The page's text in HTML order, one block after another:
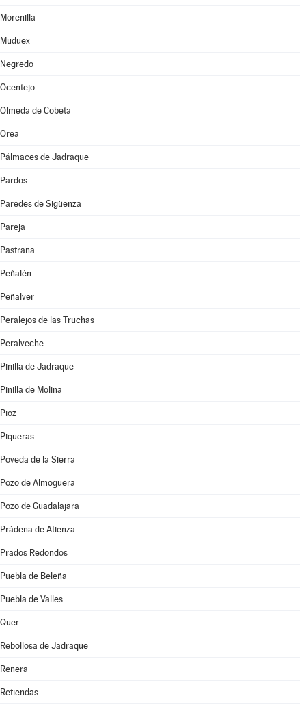
Morenilla
Muduex
Negredo
Ocentejo
Olmeda de Cobeta
Orea
Pálmaces de Jadraque
Pardos
Paredes de Sigüenza
Pareja
Pastrana
Peñalén
Peñalver
Peralejos de las Truchas
Peralveche
Pinilla de Jadraque
Pinilla de Molina
Pioz
Piqueras
Poveda de la Sierra
Pozo de Almoguera
Pozo de Guadalajara
Prádena de Atienza
Prados Redondos
Puebla de Beleña
Puebla de Valles
Quer
Rebollosa de Jadraque
Renera
Retiendas